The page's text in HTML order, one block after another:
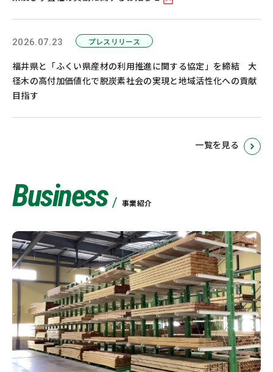
2026.07.23 プレスリリース
福井県と「ふくい県産材の利用推進に関する協定」を締結 大
径木の高付加価値化で脱炭素社会の実現と地域活性化への貢献
目指す
一覧を見る
Business 事業紹介